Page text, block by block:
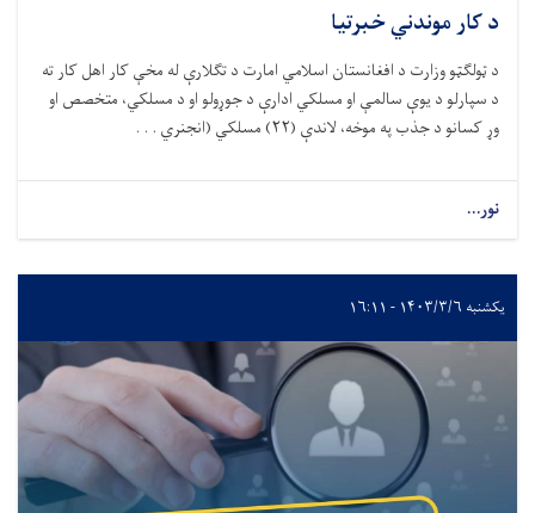
د کار موندني خبرتیا
د ټولګټو وزارت د افغانستان اسلامي امارت د تګلارې له مخې کار اهل کار ته
د سپارلو د يوې سالمې او مسلکي ادارې د جوړولو او د مسلکي، متخصص او
وړ کسانو د جذب په موخه، لاندې (۲۲) مسلکي (انجنري . . .
نور...
یکشنبه ۱۴۰۳/۳/۶ - ۱۶:۱۱